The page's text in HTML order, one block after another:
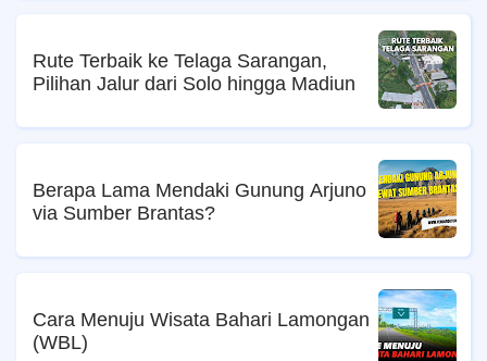
Rute Terbaik ke Telaga Sarangan,
Pilihan Jalur dari Solo hingga Madiun
Berapa Lama Mendaki Gunung Arjuno
via Sumber Brantas?
Cara Menuju Wisata Bahari Lamongan
(WBL)